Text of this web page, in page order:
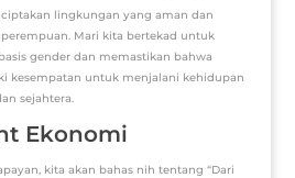
lingkungan yang aman dan
Mari kita bertekad untuk
gender dan memastikan bahwa
kesempatan untuk menjalani kehidupan
sejahtera.
Ekonomi
kita akan bahas nih tentang “Dari